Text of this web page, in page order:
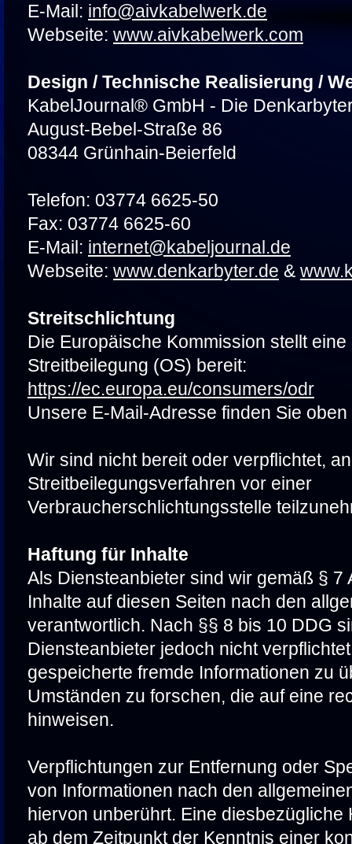
E-Mail: info@aivkabelwerk.de
Webseite: www.aivkabelwerk.com
Design / Technische Realisierung /
KabelJournal® GmbH - Die
August-Bebel-Straße 86
08344 Grünhain-Beierfeld
Telefon: 03774 6625-50
Fax: 03774 6625-60
E-Mail: internet@kabeljournal.de
Webseite: www.denkarbyter.de &
Streitschlichtung
Die Europäische Kommission stellt
Streitbeilegung (OS) bereit:
https://ec.europa.eu/consumers/odr
Unsere E-Mail-Adresse finden Sie
Wir sind nicht bereit oder verpflichtet, an
Streitbeilegungsverfahren vor einer
Verbraucherschlichtungsstelle
Haftung für Inhalte
Als Diensteanbieter sind wir gemäß § 7
Inhalte auf diesen Seiten nach den
verantwortlich. Nach §§ 8 bis 10 DDG
Diensteanbieter jedoch nicht
gespeicherte fremde Informationen zu
Umständen zu forschen, die auf eine
hinweisen.
Verpflichtungen zur Entfernung oder
von Informationen nach den
hiervon unberührt. Eine diesbezügliche
ab dem Zeitpunkt der Kenntnis einer